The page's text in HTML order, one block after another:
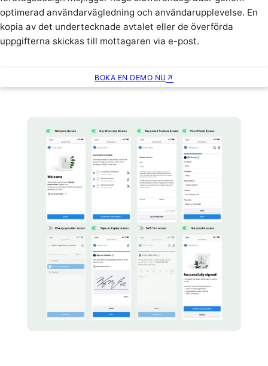
optimerad användarvägledning och användarupplevelse. En
kopia av det undertecknade avtalet eller de överförda
uppgifterna skickas till mottagaren via e-post.
BOKA EN DEMO NU